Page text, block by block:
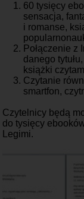
60 tysięcy
sensacja,
i romanse,
Połączenie z
danego
książki
Czytanie
smartfon,
Czytelnicy będą
do tysięcy
Legimi.